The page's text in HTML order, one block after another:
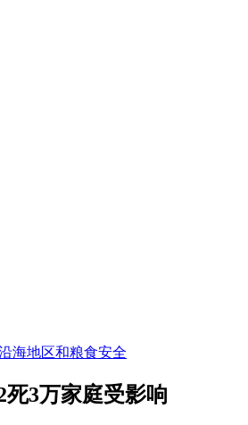
海地区和粮食安全
3万家庭受影响